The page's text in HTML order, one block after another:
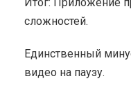
сложностей.
Единственный
видео на паузу.